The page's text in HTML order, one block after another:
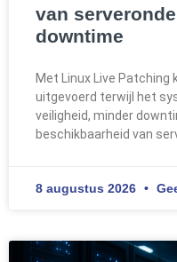
van
downtime
Met Linux Live Patching
uitgevoerd terwijl het
veiligheid, minder
beschikbaarheid van
8 augustus 2026